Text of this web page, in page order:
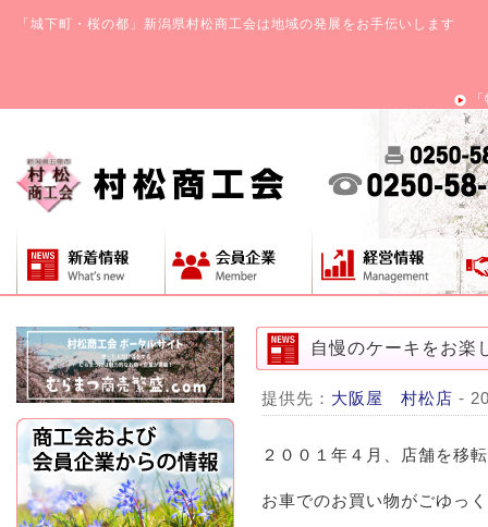
「城下町・桜の都」新潟県村松商工会は地域の発展をお手伝いします
自慢のケーキをお楽
提供先： 大阪屋 村松店 -
２００１年４月、店舗を移
お車でのお買い物がごゆっ